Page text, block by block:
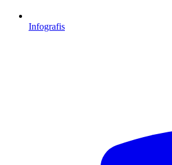
Infografis